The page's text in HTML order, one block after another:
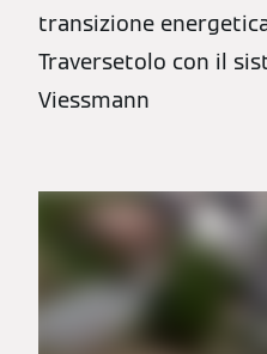
transizione
Traversetolo con il
Viessmann